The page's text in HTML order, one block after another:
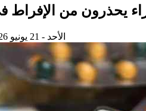
يحذرون من الإفراط
الأحد - 21 يونيو 2026 - 10:19 ص بتوقيت عدن